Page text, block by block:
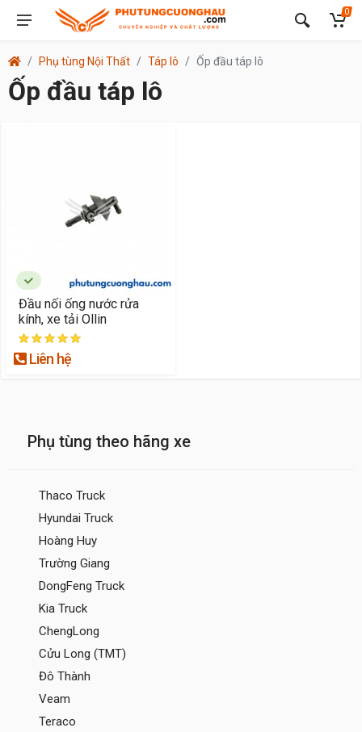
0
Phụ tùng Nội Thất Táp lô Ốp đầu táp lô
Ốp đầu táp lô
Phụ tùng theo hãng xe
Thaco Truck
Hyundai Truck
Hoàng Huy
Trường Giang
DongFeng Truck
Kia Truck
ChengLong
Cửu Long (TMT)
Đô Thành
Veam
Teraco
Đầu nối ống nước rửa
kính, xe tải Ollin
Liên hệ